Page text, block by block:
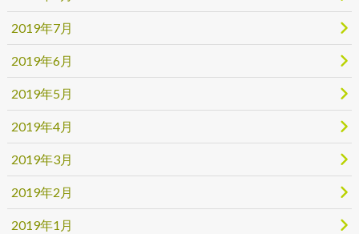
2019年7月
2019年6月
2019年5月
2019年4月
2019年3月
2019年2月
2019年1月